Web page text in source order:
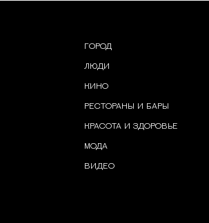
ГОРОД
ЛЮДИ
КИНО
РЕСТОРАНЫ И БАРЫ
КРАСОТА И ЗДОРОВЬЕ
МОДА
ВИДЕО